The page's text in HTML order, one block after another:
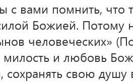
вами помнить, что
Божией. Потому
человеческих»
милость и любовь
сохранять свою душу